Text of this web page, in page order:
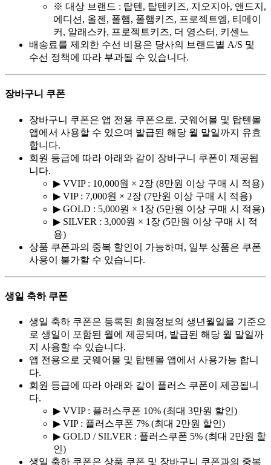
※ 대상 브랜드 : 탑텐, 탑텐키즈, 지오지아, 앤드지,
에디션, 올젠, 폴햄, 폴햄키즈, 프로젝트엠, 티메이
커, 알래스카, 프로젝트키즈, 더 영스터, 키센느
배송료를 제외한 수선 비용은 당사의 브랜드별 A/S 및
수선 정책에 따라 부과될 수 있습니다.
장바구니 쿠폰
장바구니 쿠폰은 앱 전용 쿠폰으로, 굿웨어몰 및 탑텐몰
앱에서 사용할 수 있으며 발급된 해당 월 말일까지 유효
합니다.
회원 등급에 따라 아래와 같이 장바구니 쿠폰이 제공됩
니다.
▶ VVIP : 10,000원 × 2장 (8만원 이상 구매 시 적용)
▶ VIP : 7,000원 × 2장 (7만원 이상 구매 시 적용)
▶ GOLD : 5,000원 × 1장 (5만원 이상 구매 시 적용)
▶ SILVER : 3,000원 × 1장 (5만원 이상 구매 시 적
용)
상품 쿠폰과의 중복 할인이 가능하며, 일부 상품은 쿠폰
사용이 불가할 수 있습니다.
생일 축하 쿠폰
생일 축하 쿠폰은 등록된 회원정보의 생년월일을 기준으
로 생일이 포함된 월에 제공되며, 발급된 해당 월 말일까
지 사용할 수 있습니다.
앱 전용으로 굿웨어몰 및 탑텐몰 앱에서 사용가능 합니
다.
회원 등급에 따라 아래와 같이 플러스 쿠폰이 제공됩니
다.
▶ VVIP : 플러스쿠폰 10% (최대 3만원 할인)
▶ VIP : 플러스쿠폰 7% (최대 2만원 할인)
▶ GOLD / SILVER : 플러스쿠폰 5% (최대 2만원 할
인)
생일 축하 쿠폰은 상품 쿠폰 및 장바구니 쿠폰과의 중복